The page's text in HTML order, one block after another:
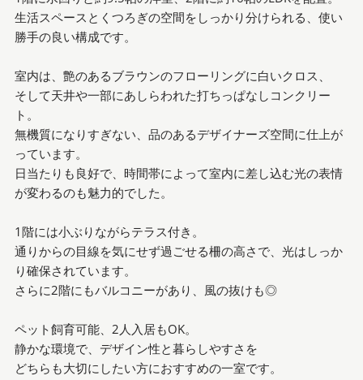
生活スペースとくつろぎの空間をしっかり分けられる、使い
勝手の良い構成です。
室内は、艶のあるブラウンのフローリングに白いクロス、
そして天井や一部にあしらわれた打ちっぱなしコンクリー
ト。
無機質になりすぎない、品のあるデザイナーズ空間に仕上が
っています。
日当たりも良好で、時間帯によって室内に差し込む光の表情
が変わるのも魅力的でした。
1階には小ぶりながらテラス付き。
通りからの目線を気にせず過ごせる柵の高さで、光はしっか
り確保されています。
さらに2階にもバルコニーがあり、風の抜けも◎
ペット飼育可能、2人入居もOK。
静かな環境で、デザイン性と暮らしやすさを
どちらも大切にしたい方におすすめの一室です。